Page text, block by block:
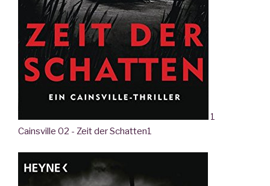
1
Cainsville 02 - Zeit der Schatten1